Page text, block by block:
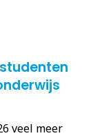
veel meer